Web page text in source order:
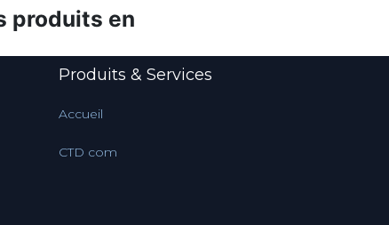
produits en
Produits & Services
Accueil
CTD com